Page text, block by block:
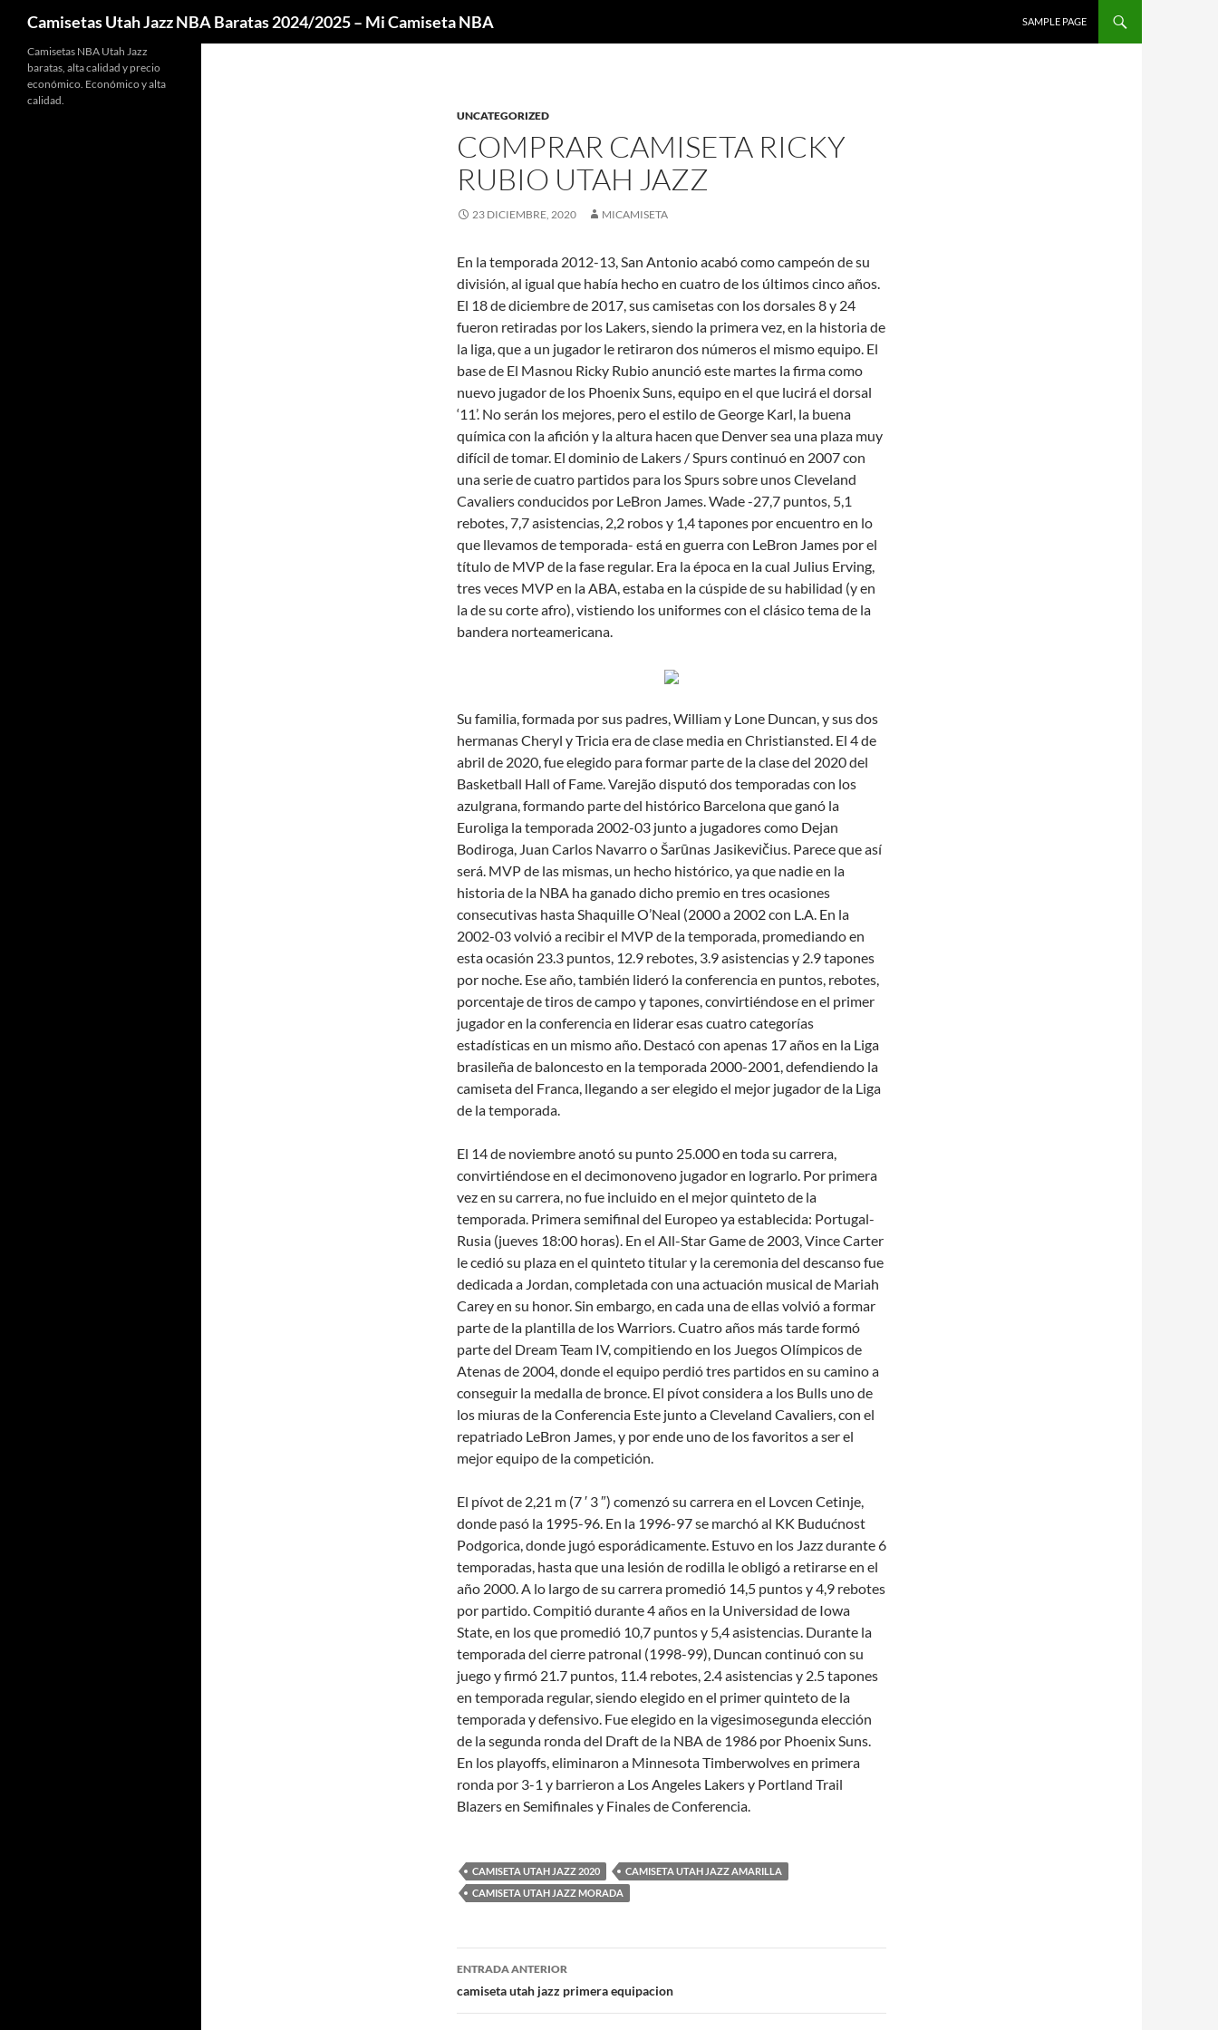
Camisetas Utah Jazz NBA Baratas 2024/2025 – Mi Camiseta NBA
SAMPLE PAGE
UNCATEGORIZED
COMPRAR CAMISETA RICKY
RUBIO UTAH JAZZ
23 DICIEMBRE, 2020 MICAMISETA
En la temporada 2012-13, San Antonio acabó como campeón de su
división, al igual que había hecho en cuatro de los últimos cinco años.
El 18 de diciembre de 2017, sus camisetas con los dorsales 8 y 24
fueron retiradas por los Lakers, siendo la primera vez, en la historia de
la liga, que a un jugador le retiraron dos números el mismo equipo. El
base de El Masnou Ricky Rubio anunció este martes la firma como
nuevo jugador de los Phoenix Suns, equipo en el que lucirá el dorsal
‘11’. No serán los mejores, pero el estilo de George Karl, la buena
química con la afición y la altura hacen que Denver sea una plaza muy
difícil de tomar. El dominio de Lakers / Spurs continuó en 2007 con
una serie de cuatro partidos para los Spurs sobre unos Cleveland
Cavaliers conducidos por LeBron James. Wade -27,7 puntos, 5,1
rebotes, 7,7 asistencias, 2,2 robos y 1,4 tapones por encuentro en lo
que llevamos de temporada- está en guerra con LeBron James por el
título de MVP de la fase regular. Era la época en la cual Julius Erving,
tres veces MVP en la ABA, estaba en la cúspide de su habilidad (y en
la de su corte afro), vistiendo los uniformes con el clásico tema de la
bandera norteamericana.
Su familia, formada por sus padres, William y Lone Duncan, y sus dos
hermanas Cheryl y Tricia era de clase media en Christiansted. El 4 de
abril de 2020, fue elegido para formar parte de la clase del 2020 del
Basketball Hall of Fame. Varejão disputó dos temporadas con los
azulgrana, formando parte del histórico Barcelona que ganó la
Euroliga la temporada 2002-03 junto a jugadores como Dejan
Bodiroga, Juan Carlos Navarro o Šarūnas Jasikevičius. Parece que así
será. MVP de las mismas, un hecho histórico, ya que nadie en la
historia de la NBA ha ganado dicho premio en tres ocasiones
consecutivas hasta Shaquille O’Neal (2000 a 2002 con L.A. En la
2002-03 volvió a recibir el MVP de la temporada, promediando en
esta ocasión 23.3 puntos, 12.9 rebotes, 3.9 asistencias y 2.9 tapones
por noche. Ese año, también lideró la conferencia en puntos, rebotes,
porcentaje de tiros de campo y tapones, convirtiéndose en el primer
jugador en la conferencia en liderar esas cuatro categorías
estadísticas en un mismo año. Destacó con apenas 17 años en la Liga
brasileña de baloncesto en la temporada 2000-2001, defendiendo la
camiseta del Franca, llegando a ser elegido el mejor jugador de la Liga
de la temporada.
El 14 de noviembre anotó su punto 25.000 en toda su carrera,
convirtiéndose en el decimonoveno jugador en lograrlo. Por primera
vez en su carrera, no fue incluido en el mejor quinteto de la
temporada. Primera semifinal del Europeo ya establecida: Portugal-
Rusia (jueves 18:00 horas). En el All-Star Game de 2003, Vince Carter
le cedió su plaza en el quinteto titular y la ceremonia del descanso fue
dedicada a Jordan, completada con una actuación musical de Mariah
Carey en su honor. Sin embargo, en cada una de ellas volvió a formar
parte de la plantilla de los Warriors. Cuatro años más tarde formó
parte del Dream Team IV, compitiendo en los Juegos Olímpicos de
Atenas de 2004, donde el equipo perdió tres partidos en su camino a
conseguir la medalla de bronce. El pívot considera a los Bulls uno de
los miuras de la Conferencia Este junto a Cleveland Cavaliers, con el
repatriado LeBron James, y por ende uno de los favoritos a ser el
mejor equipo de la competición.
El pívot de 2,21 m (7 ′ 3 ″) comenzó su carrera en el Lovcen Cetinje,
donde pasó la 1995-96. En la 1996-97 se marchó al KK Budućnost
Podgorica, donde jugó esporádicamente. Estuvo en los Jazz durante 6
temporadas, hasta que una lesión de rodilla le obligó a retirarse en el
año 2000. A lo largo de su carrera promedió 14,5 puntos y 4,9 rebotes
por partido. Compitió durante 4 años en la Universidad de Iowa
State, en los que promedió 10,7 puntos y 5,4 asistencias. Durante la
temporada del cierre patronal (1998-99), Duncan continuó con su
juego y firmó 21.7 puntos, 11.4 rebotes, 2.4 asistencias y 2.5 tapones
en temporada regular, siendo elegido en el primer quinteto de la
temporada y defensivo. Fue elegido en la vigesimosegunda elección
de la segunda ronda del Draft de la NBA de 1986 por Phoenix Suns.
En los playoffs, eliminaron a Minnesota Timberwolves en primera
ronda por 3-1 y barrieron a Los Angeles Lakers y Portland Trail
Blazers en Semifinales y Finales de Conferencia.
CAMISETA UTAH JAZZ 2020
CAMISETA UTAH JAZZ AMARILLA
CAMISETA UTAH JAZZ MORADA
Navegación
de
ENTRADA ANTERIOR
camiseta utah jazz primera equipacion
Camisetas NBA Utah Jazz
baratas, alta calidad y precio
económico. Económico y alta
calidad.